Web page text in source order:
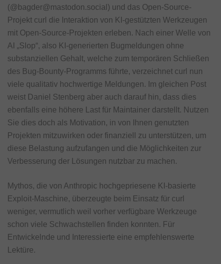
(@bagder@mastodon.social) und das Open-Source-
Projekt curl die Interaktion von KI-gestützten Werkzeugen
mit Open-Source-Projekten erleben. Nach einer Welle von
AI „Slop“, also KI-generierten Bugmeldungen ohne
substanziellen Gehalt, welche zum temporären Schließen
des Bug-Bounty-Programms führte, verzeichnet curl nun
viele qualitativ hochwertige Meldungen. Im gleichen Post
weist Daniel Stenberg aber auch darauf hin, dass dies
ebenfalls eine höhere Last für Maintainer darstellt. Nutzen
Sie dies doch als Motivation, in von Ihnen genutzten
Projekten mitzuwirken oder finanziell zu unterstützen, um
diese Belastung aufzufangen und die Möglichkeiten zur
Verbesserung der Lösungen nutzbar zu machen.
Mythos, die von Anthropic hochgepriesene KI-basierte
Exploit-Maschine, überzeugte beim Einsatz für curl
weniger, vermutlich weil vorher verfügbare Werkzeuge
schon viele Schwachstellen finden konnten. Für
Entwickelnde und Interessierte eine empfehlenswerte
Lektüre.